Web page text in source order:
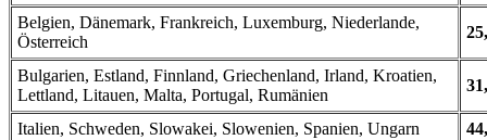
Belgien, Dänemark, Frankreich, Luxemburg, Niederlande,
Österreich
Bulgarien, Estland, Finnland, Griechenland, Irland, Kroatien,
Lettland, Litauen, Malta, Portugal, Rumänien
Italien, Schweden, Slowakei, Slowenien, Spanien, Ungarn